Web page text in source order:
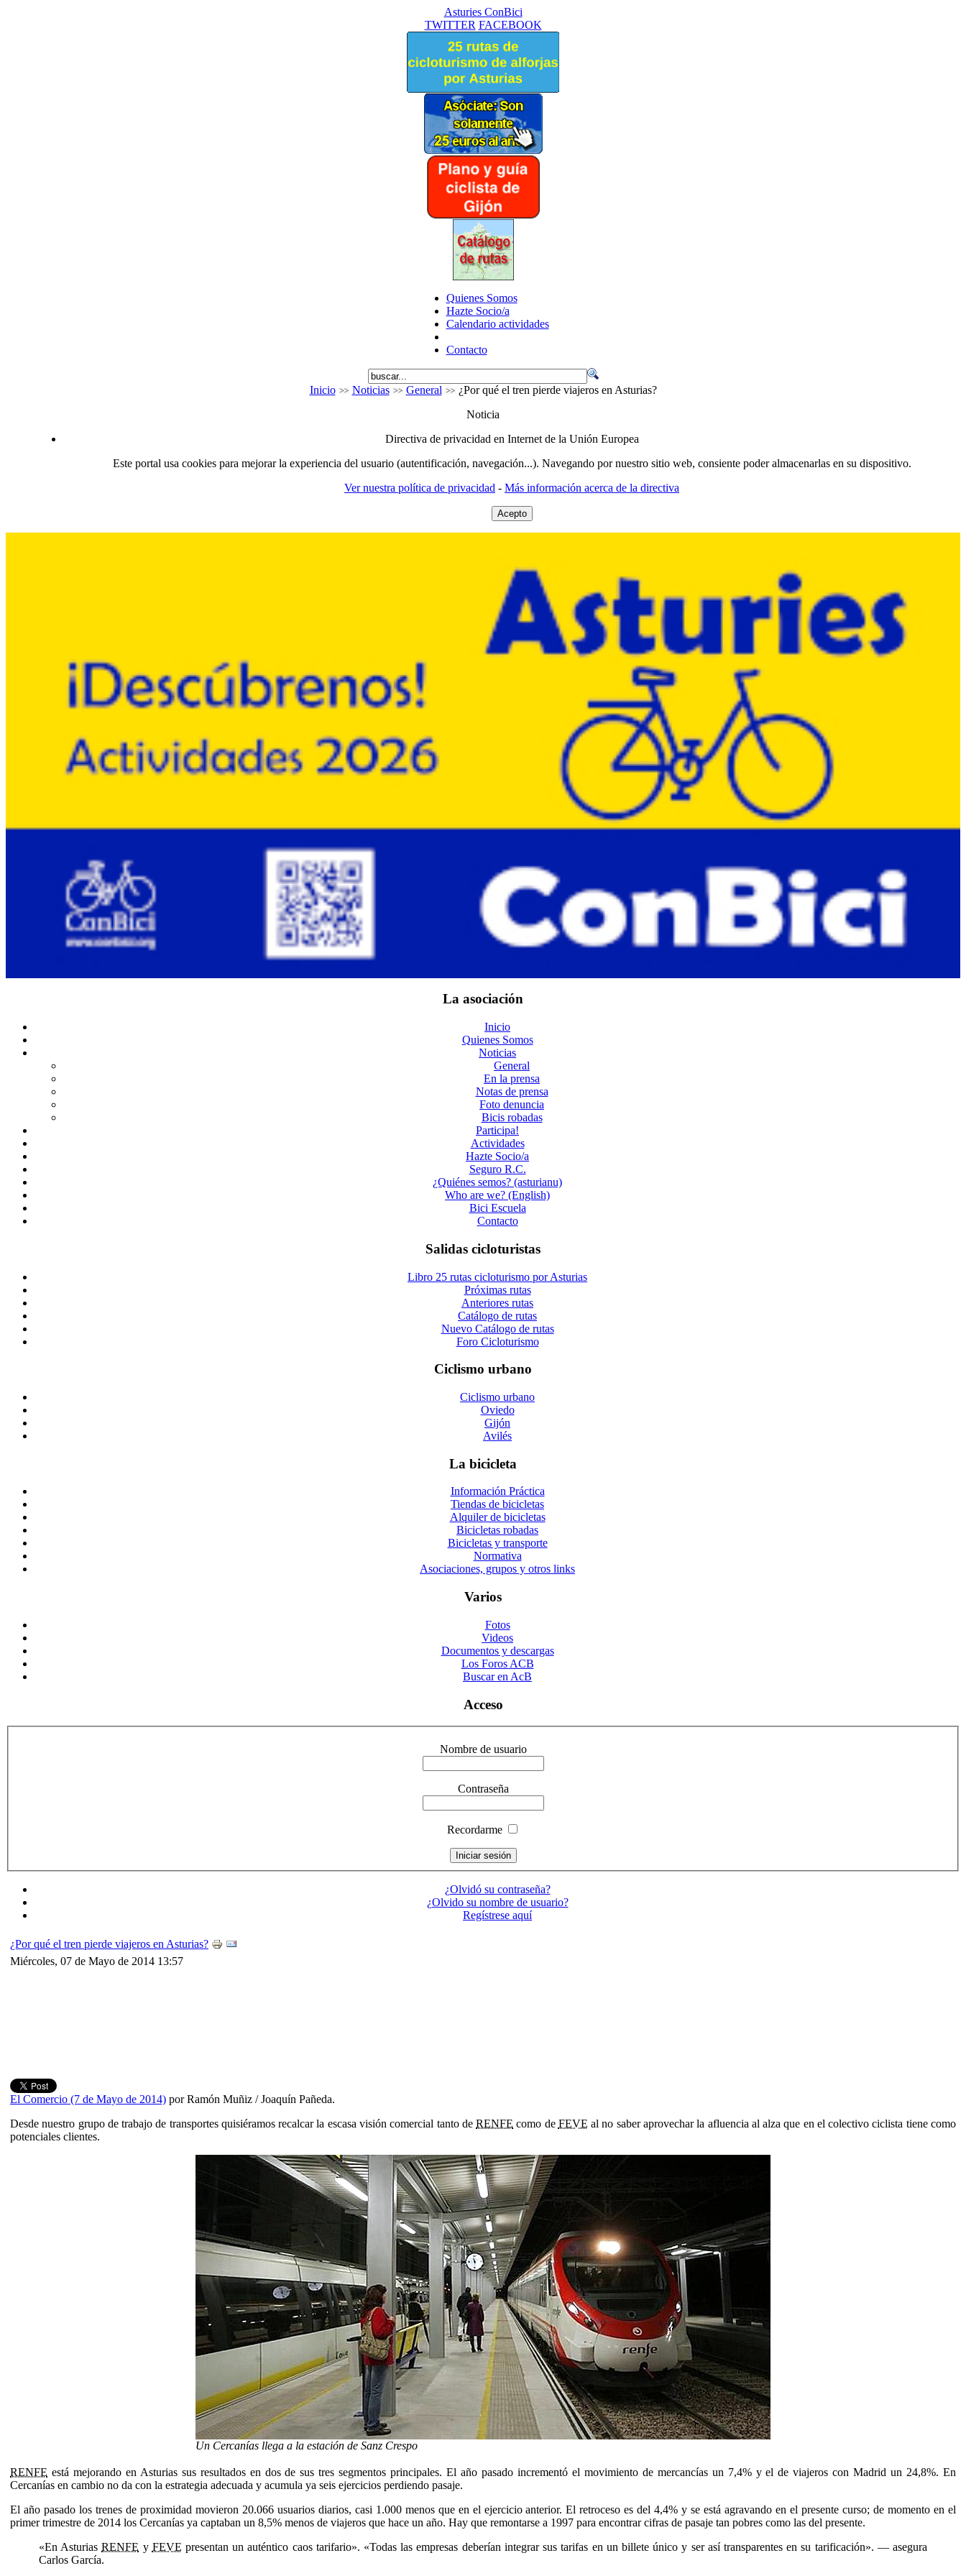
Asturies ConBici
TWITTER FACEBOOK
Quienes Somos
Hazte Socio/a
Calendario actividades
Contacto
Inicio Noticias General
¿Por qué el tren pierde viajeros en Asturias?
Noticia
Directiva de privacidad en Internet de la Unión Europea
Este portal usa cookies para mejorar la experiencia del usuario (autentificación, navegación...). Navegando por nuestro sitio web, consiente poder almacenarlas en su dispositivo.
Ver nuestra política de privacidad - Más información acerca de la directiva
Acepto
La asociación
Inicio
Quienes Somos
Noticias
General
En la prensa
Notas de prensa
Foto denuncia
Bicis robadas
Participa!
Actividades
Hazte Socio/a
Seguro R.C.
¿Quiénes semos? (asturianu)
Who are we? (English)
Bici Escuela
Contacto
Salidas cicloturistas
Libro 25 rutas cicloturismo por Asturias
Próximas rutas
Anteriores rutas
Catálogo de rutas
Nuevo Catálogo de rutas
Foro Cicloturismo
Ciclismo urbano
Ciclismo urbano
Oviedo
Gijón
Avilés
La bicicleta
Información Práctica
Tiendas de bicicletas
Alquiler de bicicletas
Bicicletas robadas
Bicicletas y transporte
Normativa
Asociaciones, grupos y otros links
Varios
Fotos
Videos
Documentos y descargas
Los Foros ACB
Buscar en AcB
Acceso
Nombre de usuario
Contraseña
Recordarme
¿Olvidó su contraseña?
¿Olvido su nombre de usuario?
Regístrese aquí
¿Por qué el tren pierde viajeros en Asturias?
Miércoles, 07 de Mayo de 2014 13:57
El Comercio (7 de Mayo de 2014) porRamón Muñiz / Joaquín Pañeda.
Desde nuestro grupo de trabajo de transportes quisiéramos recalcar la escasa visión comercial tanto deRENFE como de FEVE al no saber aprovechar la afluencia al alza que en el colectivo ciclista tiene como
potenciales clientes.
Un Cercanías llega a la estación de Sanz Crespo
RENFE está mejorando en Asturias sus resultados en dos de sus tres segmentos principales. El año pasado incrementó el movimiento de mercancías un 7,4% y el de viajeros con Madrid un 24,8%. En
Cercanías en cambio no da con la estrategia adecuada y acumula ya seis ejercicios perdiendo pasaje.
El año pasado los trenes de proximidad movieron 20.066 usuarios diarios, casi 1.000 menos que en el ejercicio anterior. El retroceso es del 4,4% y se está agravando en el presente curso; de momento en el
primer trimestre de 2014 los Cercanías ya captaban un 8,5% menos de viajeros que hace un año. Hay que remontarse a 1997 para encontrar cifras de pasaje tan pobres como las del presente.
«En AsturiasRENFE y FEVE presentan un auténtico caos tarifario». «Todas las empresas deberían integrar sus tarifas en un billete único y ser así transparentes en su tarificación». — asegura
Carlos García.